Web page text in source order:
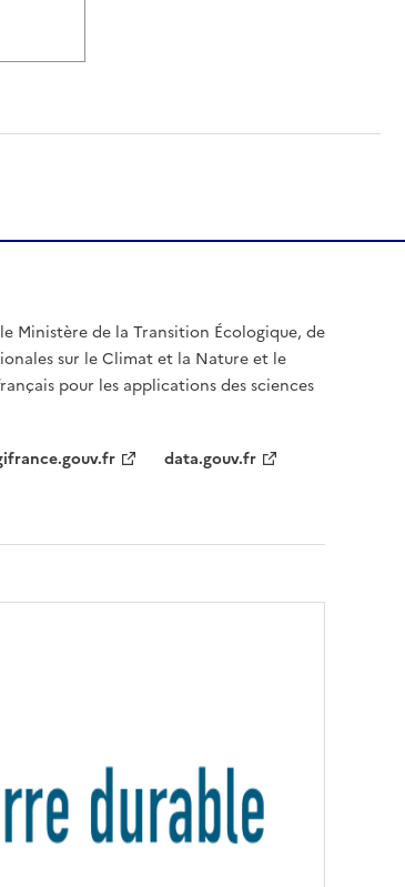
Ministère de la Transition Écologique, de
sur le Climat et la Nature et le
pour les applications des sciences
data.gouv.fr